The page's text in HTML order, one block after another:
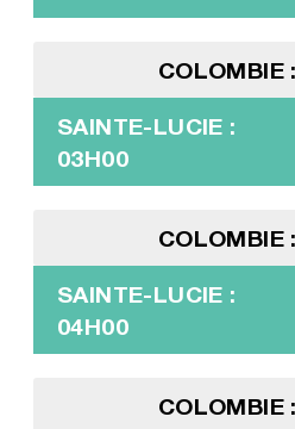
COLOMBIE
SAINTE-LUCIE :
03H00
COLOMBIE
SAINTE-LUCIE :
04H00
COLOMBIE